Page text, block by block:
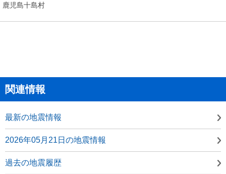
鹿児島十島村
関連情報
最新の地震情報
2026年05月21日の地震情報
過去の地震履歴